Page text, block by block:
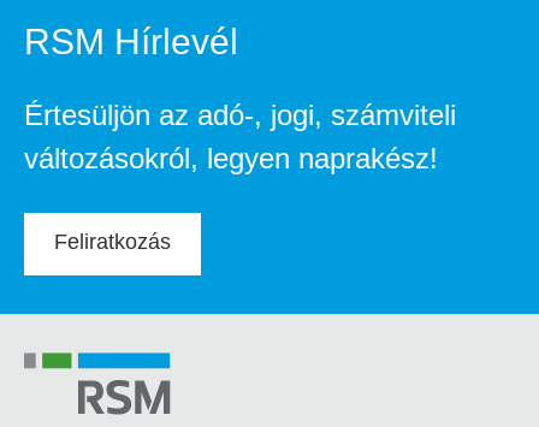
RSM Hírlevél
Értesüljön az adó-, jogi, számviteli
változásokról, legyen naprakész!
Feliratkozás